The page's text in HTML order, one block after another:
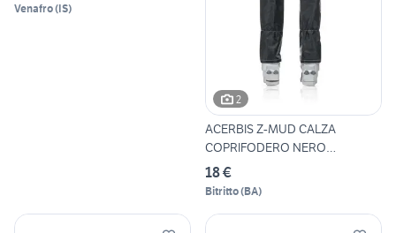
Venafro(IS)
2
ACERBIS Z-MUD CALZA
COPRIFODERO NERO
0024421.090
18 €
Bitritto(BA)